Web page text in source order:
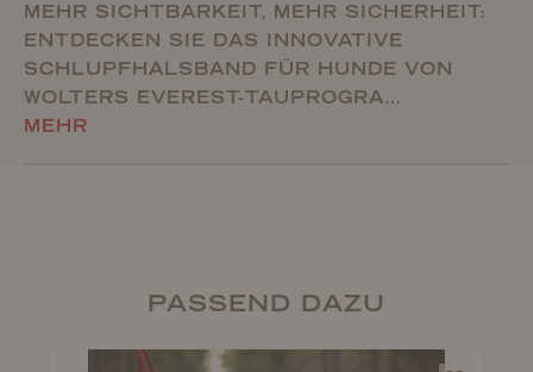
MEHR SICHTBARKEIT, MEHR SICHERHEIT:
ENTDECKEN SIE DAS INNOVATIVE
SCHLUPFHALSBAND FÜR HUNDE VON
WOLTERS EVEREST-TAUPROGRA…
MEHR
PASSEND DAZU